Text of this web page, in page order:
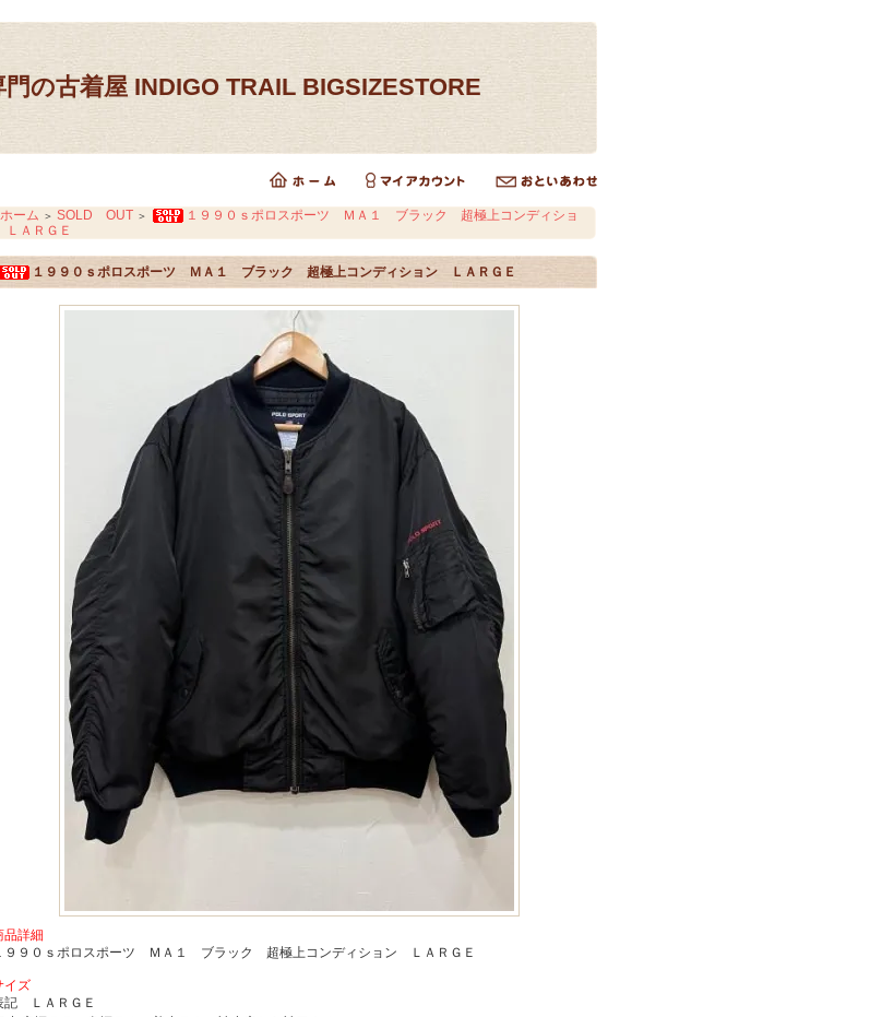
の古着屋 INDIGO TRAIL BIGSIZESTORE
ホーム ＞ SOLD OUT ＞
１９９０ｓポロスポーツ ＭＡ１ ブラック 超極上コンディショ
ＡＲＧＥ
１９９０ｓポロスポーツ ＭＡ１ ブラック 超極上コンディション ＬＡＲＧＥ
品詳細
９９０ｓポロスポーツ ＭＡ１ ブラック 超極上コンディション ＬＡＲＧＥ
イズ
記 ＬＡＲＧＥ